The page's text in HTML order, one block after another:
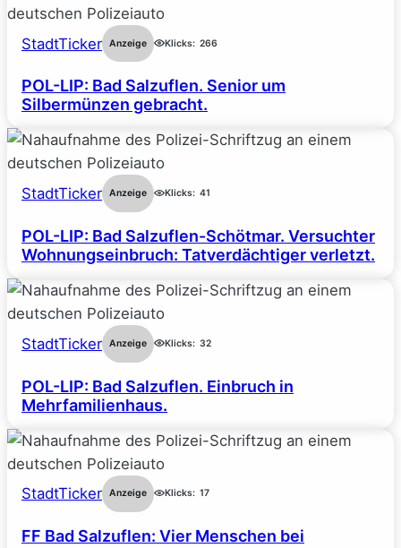
StadtTicker Anzeige Klicks: 266
POL-LIP: Bad Salzuflen. Senior um
Silbermünzen gebracht.
StadtTicker Anzeige Klicks: 41
POL-LIP: Bad Salzuflen-Schötmar. Versuchter
Wohnungseinbruch: Tatverdächtiger verletzt.
StadtTicker Anzeige Klicks: 32
POL-LIP: Bad Salzuflen. Einbruch in
Mehrfamilienhaus.
StadtTicker Anzeige Klicks: 17
FF Bad Salzuflen: Vier Menschen bei